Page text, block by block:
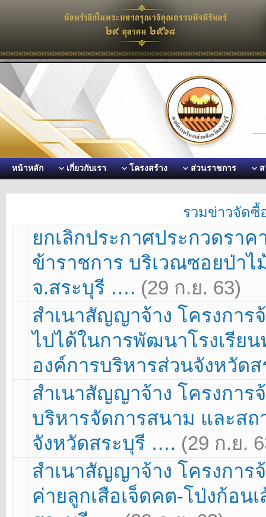
หน้าหลัก เกี่ยวกับเรา โครงสร้าง ส่วนราชการ ส
รวมข่าวจัดซื้
ยกเลิกประกาศประกวดรา
ข้าราชการ บริเวณซอยป่าไ
จ.สระบุรี …. (29 ก.ย. 63)
สำเนาสัญญาจ้าง โครงกา
ไปได้ในการพัฒนาโรงเรีย
องค์การบริหารส่วนจังหวัด
สำเนาสัญญาจ้าง โครงกา
บริหารจัดการสนาม และส
จังหวัดสระบุรี …. (29 ก.ย.
สำเนาสัญญาจ้าง โครงกา
ค่ายลูกเสือเจ็ดคต-โป่งก้อน